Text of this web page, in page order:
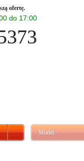
ofertę.
do 17:00
- Model -